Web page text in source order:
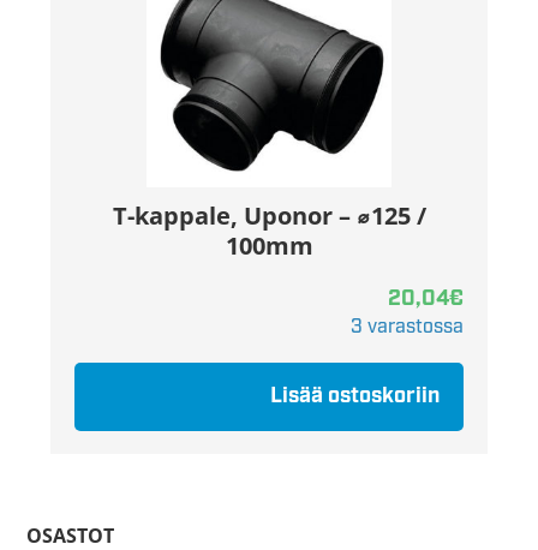
T-kappale, Uponor – ⌀125 /
100mm
20,04€
3 varastossa
Lisää ostoskoriin
OSASTOT